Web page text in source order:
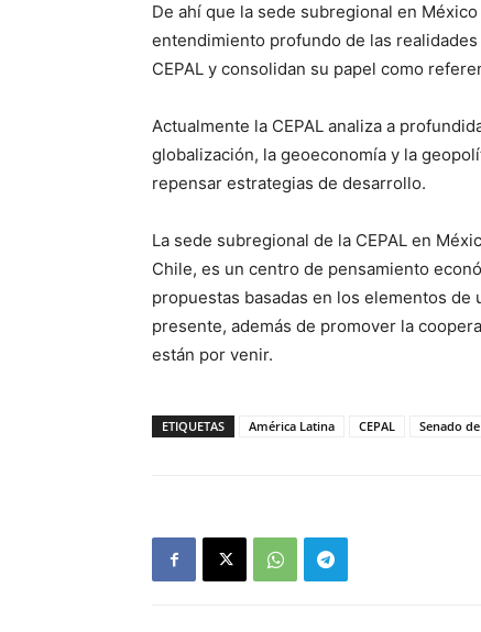
De ahí que la sede subregional en
entendimiento profundo de las
CEPAL y consolidan su papel como
Actualmente la CEPAL analiza a
globalización, la geoeconomía y la
repensar estrategias de desarrollo.
La sede subregional de la CEPAL en
Chile, es un centro de pensamiento
propuestas basadas en los elementos
presente, además de promover la
están por venir.
ETIQUETAS América Latina CEPAL Senado